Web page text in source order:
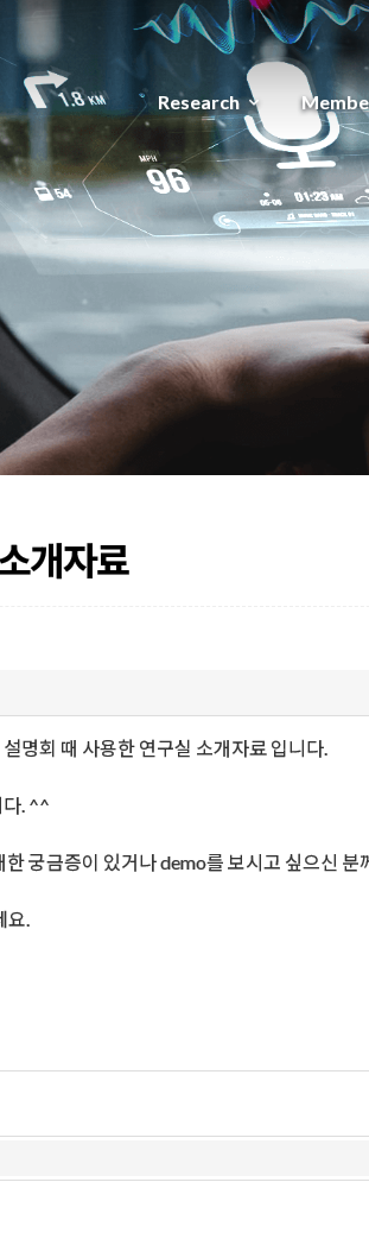
Research expand_more
개자료
명회 때 사용한 연구실 소개자료 입니다.
다. ^^
궁금증이 있거나 demo를 보시고 싶으신 분
요.